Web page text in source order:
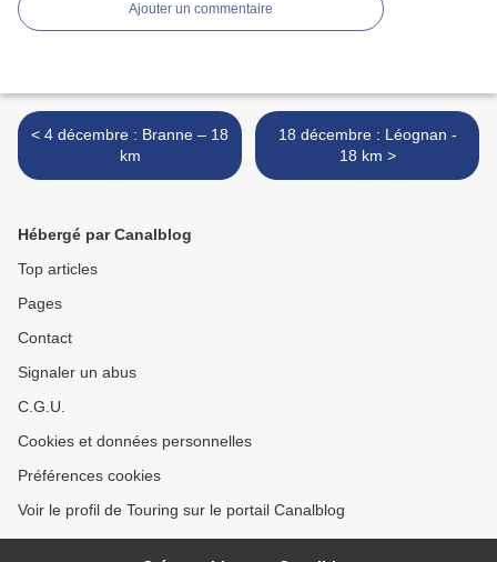
Ajouter un commentaire
< 4 décembre : Branne – 18
km
18 décembre : Léognan -
18 km >
Hébergé par Canalblog
Top articles
Pages
Contact
Signaler un abus
C.G.U.
Cookies et données personnelles
Préférences cookies
Voir le profil de Touring sur le portail Canalblog